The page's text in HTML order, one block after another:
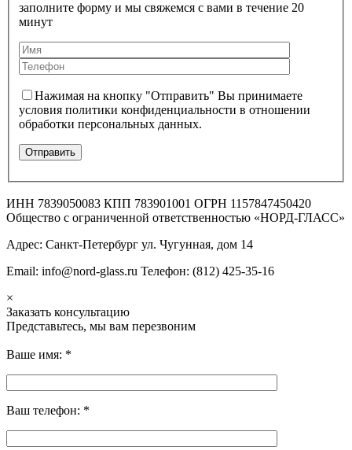
заполните форму и мы свяжемся с вами в течение 20
минут
Нажимая на кнопку "Отправить" Вы принимаете
условия политики конфиденциальности в отношении
обработки персональных данных.
ИНН 7839050083 КПП 783901001 ОГРН 1157847450420
Общество с ограниченной ответственностью «НОРД-ГЛАСС»
Адрес: Санкт-Петербург ул. Чугунная, дом 14
Email: info@nord-glass.ru Телефон: (812) 425-35-16
×
Заказать консультацию
Представьтесь, мы вам перезвоним
Ваше имя: *
Ваш телефон: *